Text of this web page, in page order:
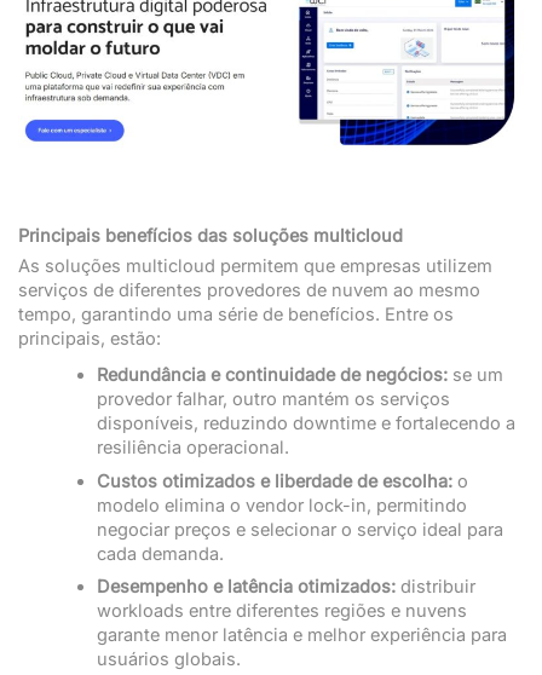
Principais benefícios das soluções multicloud
As soluções multicloud permitem que empresas utilizem
serviços de diferentes provedores de nuvem ao mesmo
tempo, garantindo uma série de benefícios. Entre os
principais, estão:
Redundância e continuidade de negócios: se um
provedor falhar, outro mantém os serviços
disponíveis, reduzindo downtime e fortalecendo a
resiliência operacional.
Custos otimizados e liberdade de escolha: o
modelo elimina o vendor lock-in, permitindo
negociar preços e selecionar o serviço ideal para
cada demanda.
Desempenho e latência otimizados:distribuir
workloads entre diferentes regiões e nuvens
garante menor latência e melhor experiência para
usuários globais.